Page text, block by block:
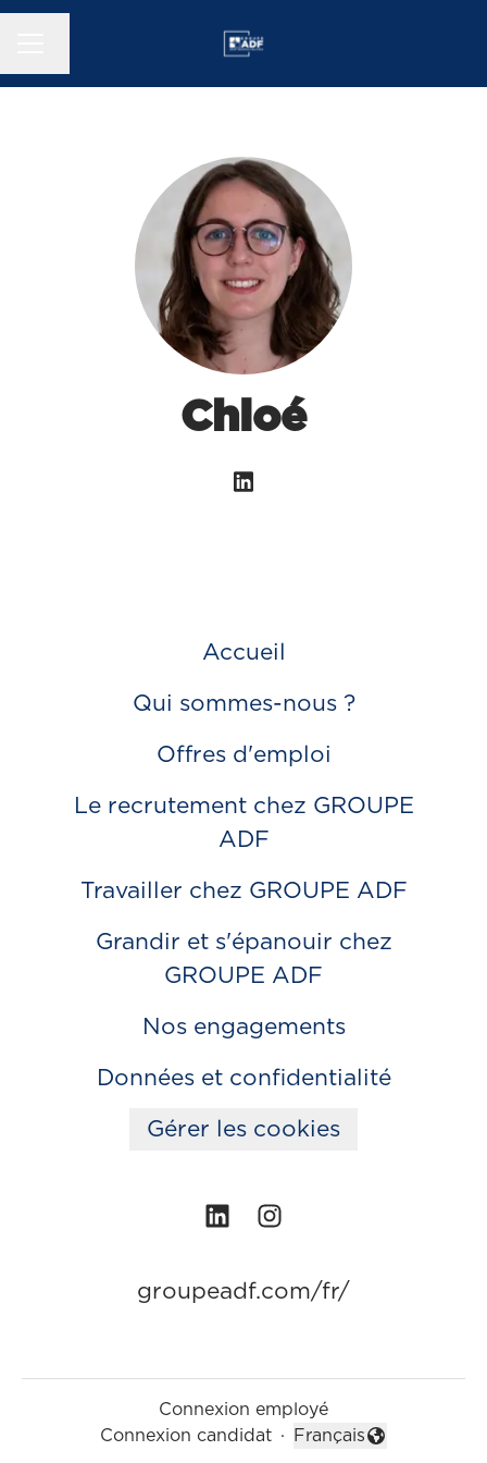
Chloé
Accueil
Qui sommes-nous ?
Offres d'emploi
Le recrutement chez GROUPE
ADF
Travailler chez GROUPE ADF
Grandir et s'épanouir chez
GROUPE ADF
Nos engagements
Données et confidentialité
Gérer les cookies
groupeadf.com/fr/
Connexion employé
Connexion candidat ·
Changer la langue
Français